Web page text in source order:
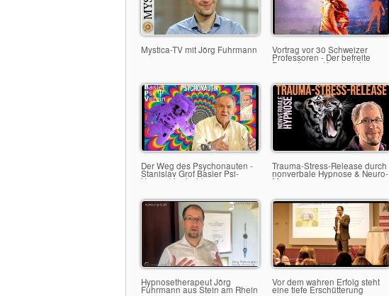
Mystica-TV mit Jörg Fuhrmann Vortrag vor 30 Schweizer
Professoren - Der befreite
Prometheus: Kreativität im
Der Weg des Psychonauten -
Stanislav Grof Basler Psi-
Verein (deutsch)
Trauma-Stress-Release durch
nonverbale Hypnose & Neuro-
Mesmerismus
Hypnosetherapeut Jörg
Fuhrmann aus Stein am Rhein
Vor dem wahren Erfolg steht
eine tiefe Erschütterung